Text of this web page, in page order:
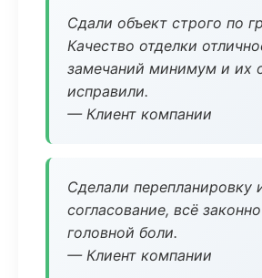
Сдали объект строго по
Качество отделки
замечаний минимум и их
исправили.
— Клиент компании
Сделали перепланировку
согласование, всё
головной боли.
— Клиент компании